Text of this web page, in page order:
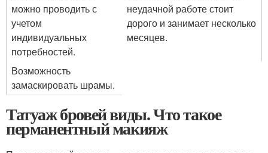
можно проводить с
учетом
индивидуальных
потребностей.
неудачной работе стоит
дорого и занимает несколько
месяцев.
Возможность
замаскировать шрамы.
Татуаж бровей виды. Что такое
перманентный макияж